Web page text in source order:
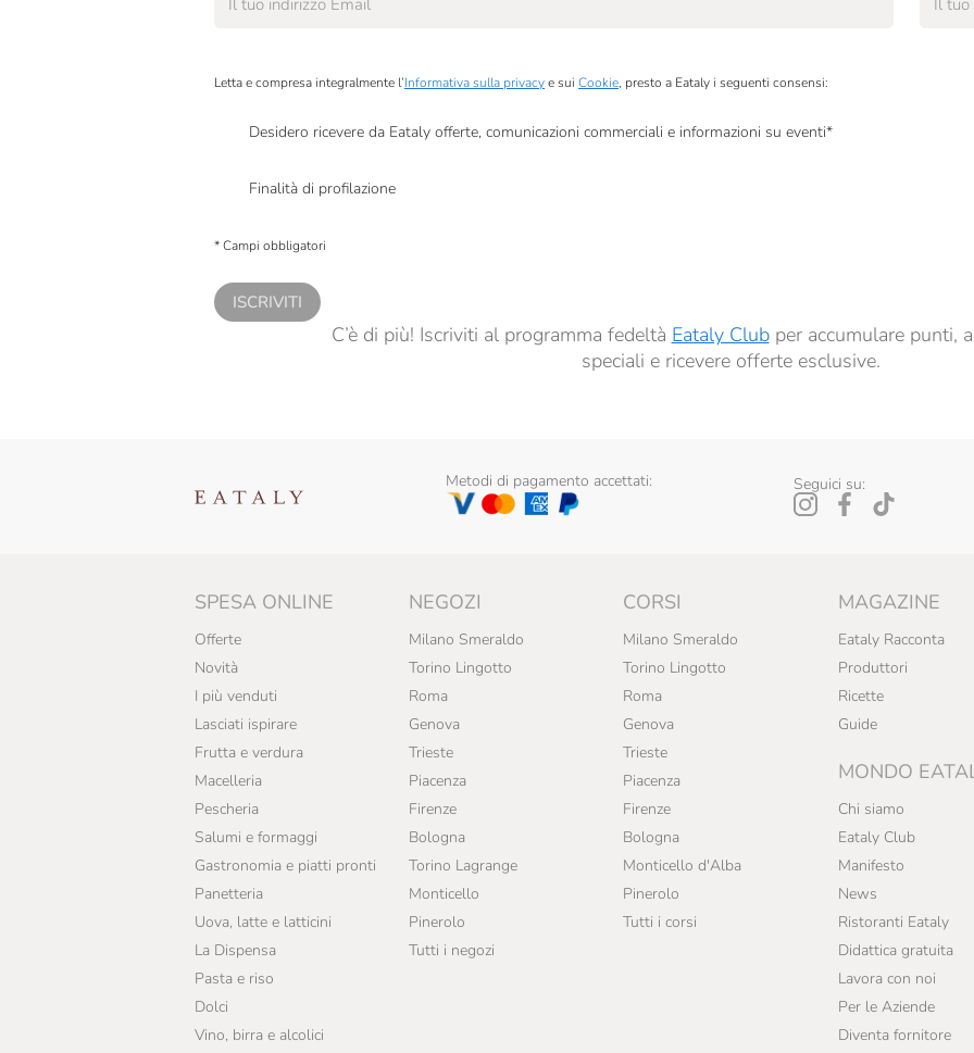
Letta e compresa integralmente l’Informativa sulla privacye sui Cookie, presto a Eataly i seguenti consensi:
Desidero ricevere da Eataly offerte, comunicazioni commerciali e informazioni su eventi*
Finalità di profilazione
* Campi obbligatori
ISCRIVITI
C’è di più! Iscriviti al programma fedeltà Eataly Clubper accumulare punti,
speciali e ricevere offerte esclusive.
Metodi di pagamento accettati: Seguici su:
SPESA ONLINE
Offerte
Novità
I più venduti
Lasciati ispirare
Frutta e verdura
Macelleria
Pescheria
Salumi e formaggi
Gastronomia e piatti pronti
Panetteria
Uova, latte e latticini
La Dispensa
Pasta e riso
Dolci
Vino, birra e alcolici
NEGOZI
Milano Smeraldo
Torino Lingotto
Roma
Genova
Trieste
Piacenza
Firenze
Bologna
Torino Lagrange
Monticello
Pinerolo
Tutti i negozi
CORSI
Milano Smeraldo
Torino Lingotto
Roma
Genova
Trieste
Piacenza
Firenze
Bologna
Monticello d'Alba
Pinerolo
Tutti i corsi
MAGAZINE
Eataly Racconta
Produttori
Ricette
Guide
MONDO
Chi siamo
Eataly Club
Manifesto
News
Ristoranti Eataly
Didattica gratuita
Lavora con noi
Per le Aziende
Diventa fornitore